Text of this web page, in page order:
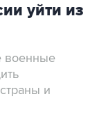
уйти из
военные
и